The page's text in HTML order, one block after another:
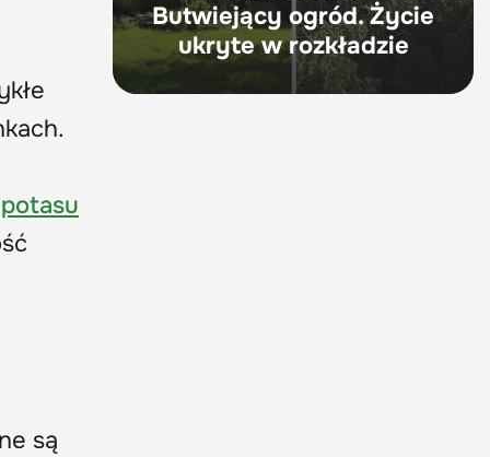
potasu
są
Butwiejący ogród. Życie
ukryte w rozkładzie